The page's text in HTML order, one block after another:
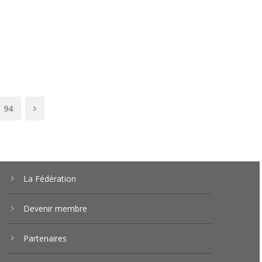
94
La Fédération
Devenir membre
Partenaires